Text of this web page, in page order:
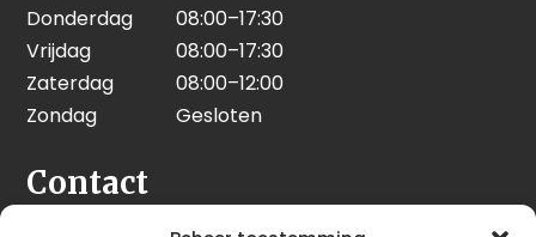
Donderdag
08:00–17:30
Vrijdag
08:00–17:30
Zaterdag
08:00–12:00
Zondag
Gesloten
Contact